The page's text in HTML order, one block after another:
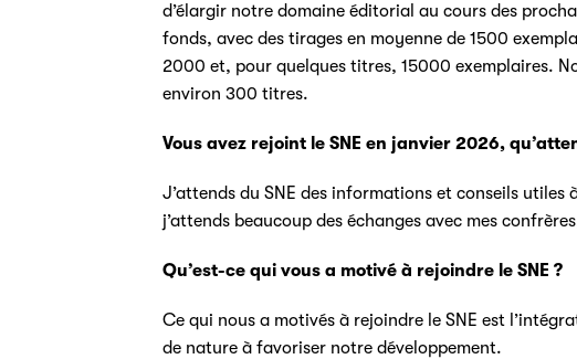
d’élargir notre domaine éditorial au cours des
fonds, avec des tirages en moyenne de 1500
2000 et, pour quelques titres, 15000 exemplaires.
environ 300 titres.
Vous avez rejoint le SNE en janvier 2026,
J’attends du SNE des informations et conseils utiles
j’attends beaucoup des échanges avec mes
Qu’est-ce qui vous a motivé à rejoindre le SNE ?
Ce qui nous a motivés à rejoindre le SNE est
de nature à favoriser notre développement.